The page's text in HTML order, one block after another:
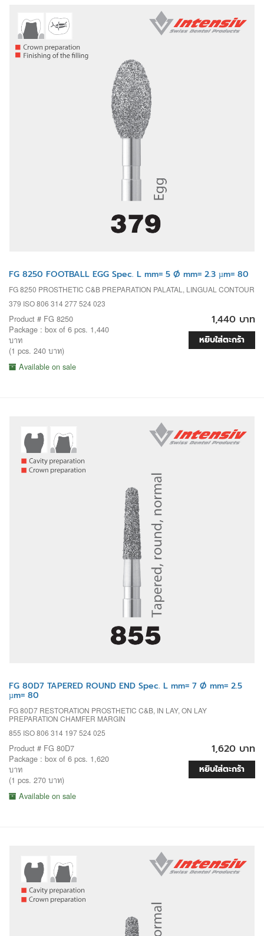
FG 8250 FOOTBALL EGG Spec. L mm= 5 Ø mm= 2.3 µm= 80
FG 8250 PROSTHETIC C&B PREPARATION PALATAL, LINGUAL CONTOUR
379 ISO 806 314 277 524 023
Product # FG 8250
Package : box of 6 pcs. 1,440
บาท
(1 pcs. 240 บาท)
Available on sale
1,440 บาท
หยิบใส่ตะกร้า
FG 80D7 TAPERED ROUND END Spec. L mm= 7 Ø mm= 2.5
µm= 80
FG 80D7 RESTORATION PROSTHETIC C&B, IN LAY, ON LAY
PREPARATION CHAMFER MARGIN
855 ISO 806 314 197 524 025
Product # FG 80D7
Package : box of 6 pcs. 1,620
บาท
(1 pcs. 270 บาท)
Available on sale
1,620 บาท
หยิบใส่ตะกร้า